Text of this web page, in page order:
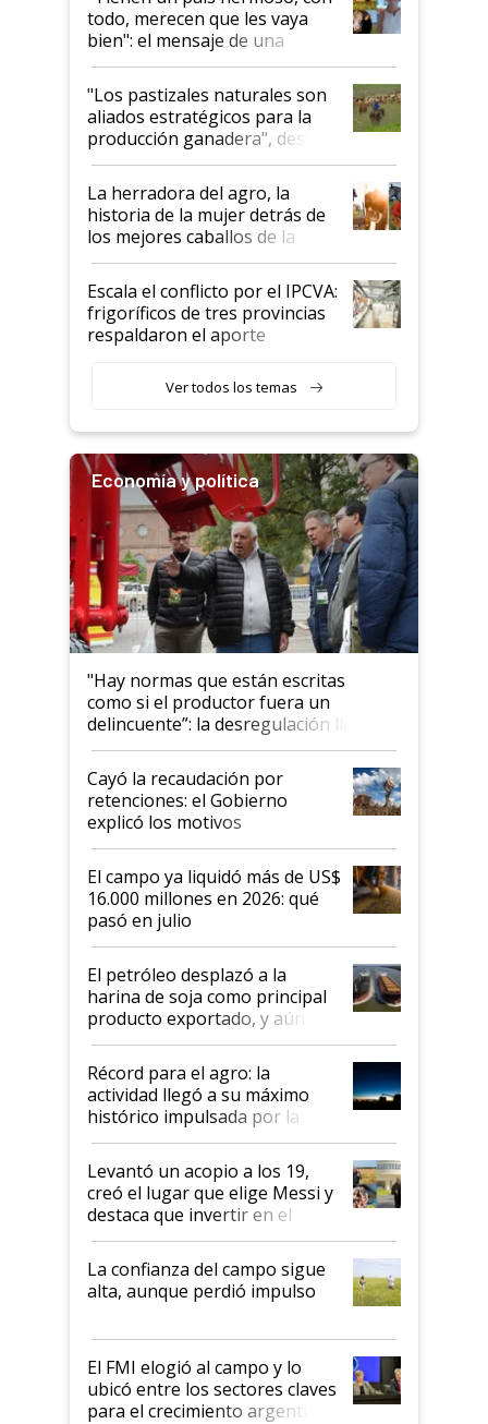
todo, merecen que les vaya
bien": el mensaje de una
ganadera uruguaya sobre las
oportunidades que se abren
para el agro en Argentina, con
foco en la carne
"Los pastizales naturales son
aliados estratégicos para la
producción ganadera", destaca
la iniciativa que ya reúne a 46
establecimientos en Argentina
La herradora del agro, la
historia de la mujer detrás de
los mejores caballos de la
Argentina y los mitos que
todavía hacen sufrir a estos
animales: "Mientras me
descalificaban, yo seguí
haciendo currículum"
Escala el conflicto por el IPCVA:
frigoríficos de tres provincias
respaldaron el aporte
Ver todos los temas
Economía y política
"Hay normas que están escritas
como si el productor fuera un
delincuente”: la desregulación llegó
al Congreso Aapresid y hasta se
habló del financiamiento al IPCVA
Cayó la recaudación por
retenciones: el Gobierno
explicó los motivos
El campo ya liquidó más de US$
16.000 millones en 2026: qué
pasó en julio
El petróleo desplazó a la
harina de soja como principal
producto exportado, y aún así
el agro aportó casi seis de cada
diez dólares y sostuvo el
liderazgo en un semestre
récord
Récord para el agro: la
actividad llegó a su máximo
histórico impulsada por la
cosecha y las exportaciones
Levantó un acopio a los 19,
creó el lugar que elige Messi y
destaca que invertir en el
kirchnerismo era como "darle
plata a un hijo para droga":
Juan Félix Rossetti, el libertario
que de una dura crisis salió
de Milei
La confianza del campo sigue
alta, aunque perdió impulso
El FMI elogió al campo y lo
ubicó entre los sectores claves
para el crecimiento argentino